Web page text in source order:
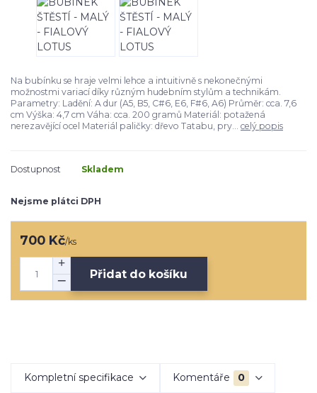
Na bubínku se hraje velmi lehce a intuitivně s nekonečnými
možnostmi variací díky různým hudebním stylům a technikám.
Parametry: Ladění: A dur (A5, B5, C#6, E6, F#6, A6) Průměr: cca. 7,6
cm Výška: 4,7 cm Váha: cca. 200 gramů Materiál: potažená
nerezavějící ocel Materiál paličky: dřevo Tatabu, pry... celý popis
Dostupnost Skladem
Nejsme plátci DPH
700 Kč/ks
Přidat do košíku
Kompletní specifikace Komentáře 0